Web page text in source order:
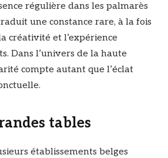
régulière dans les palmarès
une constance rare, à la fois
créativité et l’expérience
Dans l’univers de la haute
compte autant que l’éclat
tables
établissements belges